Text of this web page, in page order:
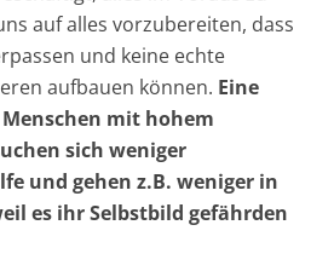
auf alles vorzubereiten, dass
und keine echte
aufbauen können. Eine
mit hohem
sich weniger
und gehen z.B. weniger in
es ihr Selbstbild gefährden